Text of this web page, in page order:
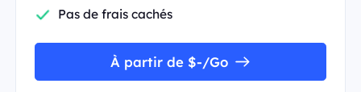
Pas de frais cachés
À partir de $-/Go